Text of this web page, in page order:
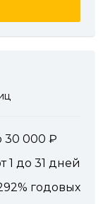
30 000
1 до 31 дней
годовых